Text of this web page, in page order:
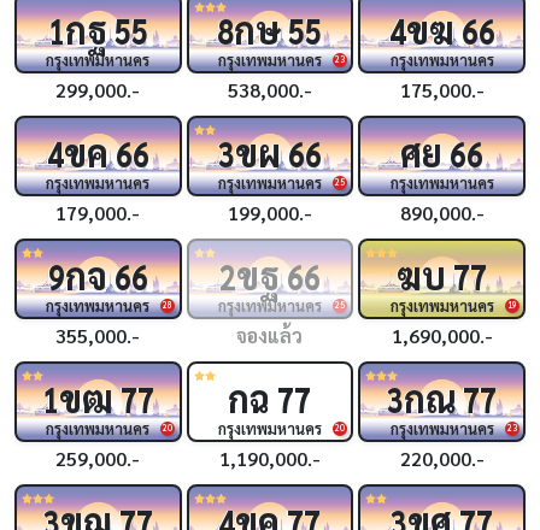
1กฐ55
กรุงเทพมหานคร
299,000.-
23
8กษ55
กรุงเทพมหานคร
538,000.-
4ขฆ66
กรุงเทพมหานคร
175,000.-
4ขค66
กรุงเทพมหานคร
179,000.-
25
3ขผ66
กรุงเทพมหานคร
199,000.-
ศย66
กรุงเทพมหานคร
890,000.-
28
9กจ66
กรุงเทพมหานคร
355,000.-
25
2ขฐ66
กรุงเทพมหานคร
จองแล้ว
19
ฆบ77
กรุงเทพมหานคร
1,690,000.-
20
1ขฒ77
กรุงเทพมหานคร
259,000.-
20
กฉ 77
กรุงเทพมหานคร
1,190,000.-
23
3กณ77
กรุงเทพมหานคร
220,000.-
ขฌ ขค ขศ